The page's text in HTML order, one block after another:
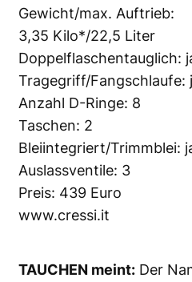
Gewicht/max. Auftrieb:
3,35 Kilo*/22,5 Liter
Doppelflaschentauglich:
Tragegriff/Fangschlaufe:
Anzahl D-Ringe: 8
Taschen: 2
Bleiintegriert/Trimmblei:
Auslassventile: 3
Preis: 439 Euro
www.cressi.it
TAUCHEN meint: Der